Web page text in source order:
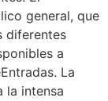
general, que
diferentes
a
La
la intensa